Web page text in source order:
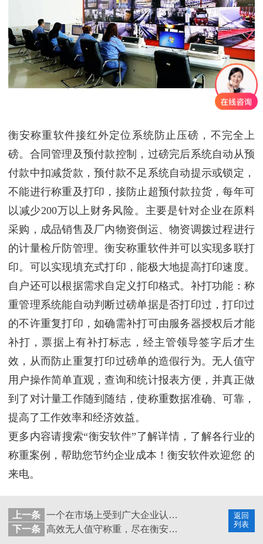
衡安称重软件接红外定位系统防止压磅，不完全上
磅。合同管理及预付款控制，过磅完后系统自动从预
付款中扣减货款，预付款不足系统自动提示或锁定，
不能进行称重及打印，接防止超预付款拉货，每年可
以减少200万以上财务风险。主要是针对企业在原料
采购，成品销售及厂内物资倒运、物资调拨过程进行
的计量检斤防管理。衡安称重软件并可以实现多联打
印。可以实现填充式打印，能极大地提高打印速度。
自户还可以根据需求自定义打印格式。补打功能：称
重管理系统能自动判断过磅单据是否打印过，打印过
的不许重复打印，如确需补打可由服务器授权后才能
补打，票据上有补打标志，经主管领导签字后才生
效，从而防止重复打印过磅单的造假行为。无人值守
用户操作简单直观，查询和统计报表方便，并真正做
到了对计量工作随到随结，使称重数据准确、可靠，
提高了工作效率和经济效益。
更多内容请搜索“衡安软件”了解详情，了解各行业的
称重案例，帮助您节约企业成本！衡安软件欢迎您 的
来电。
返回
列表
上一条
一个在市场上受到广大企业认可的衡安称重软件
下一条
高效无人值守称重，尽在衡安无人值守无人值守称重软件（称重IC卡）